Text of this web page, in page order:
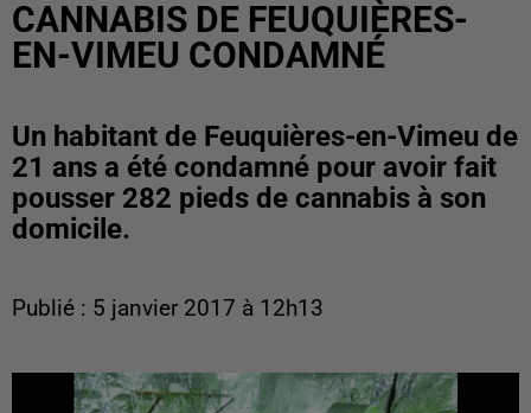
CANNABIS DE FEUQUIÈRES-
EN-VIMEU CONDAMNÉ
Un habitant de Feuquières-en-Vimeu de
21 ans a été condamné pour avoir fait
pousser 282 pieds de cannabis à son
domicile.
Publié : 5 janvier 2017 à 12h13